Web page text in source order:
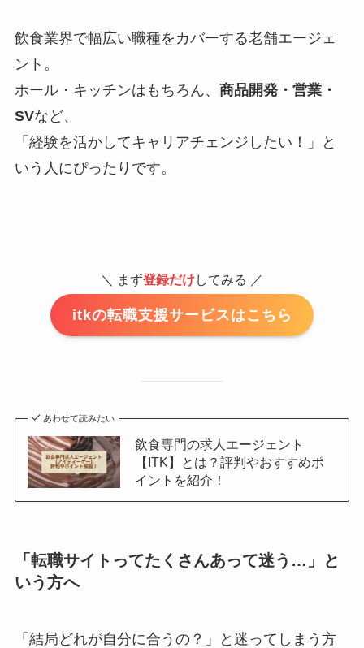
飲食業界で幅広い職種をカバーする老舗エージェ
ント。
ホール・キッチンはもちろん、 商品開発・営業・
SVなど、
「経験を活かしてキャリアチェンジしたい！」と
いう人にぴったりです。
＼ まず登録だけしてみる ／
itkの転職支援サービスはこちら
あわせて読みたい
飲食専門の求人エージェント
【ITK】とは？評判やおすすめポ
イントを紹介！
「転職サイトってたくさんあって迷う…」と
いう方へ
「結局どれが自分に合うの？」と迷ってしまう方